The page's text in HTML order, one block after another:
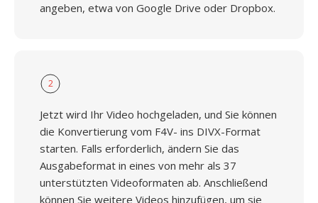
angeben, etwa von Google Drive oder Dropbox.
2
Jetzt wird Ihr Video hochgeladen, und Sie können
die Konvertierung vom F4V- ins DIVX-Format
starten. Falls erforderlich, ändern Sie das
Ausgabeformat in eines von mehr als 37
unterstützten Videoformaten ab. Anschließend
können Sie weitere Videos hinzufügen, um sie